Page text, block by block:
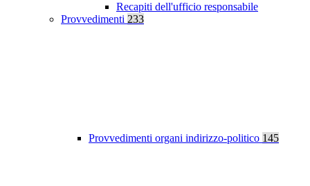
Recapiti dell'ufficio responsabile
Provvedimenti 233
Provvedimenti organi indirizzo-politico 145